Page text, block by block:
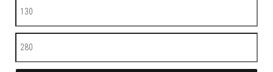
Minimální cena
Maximální cena